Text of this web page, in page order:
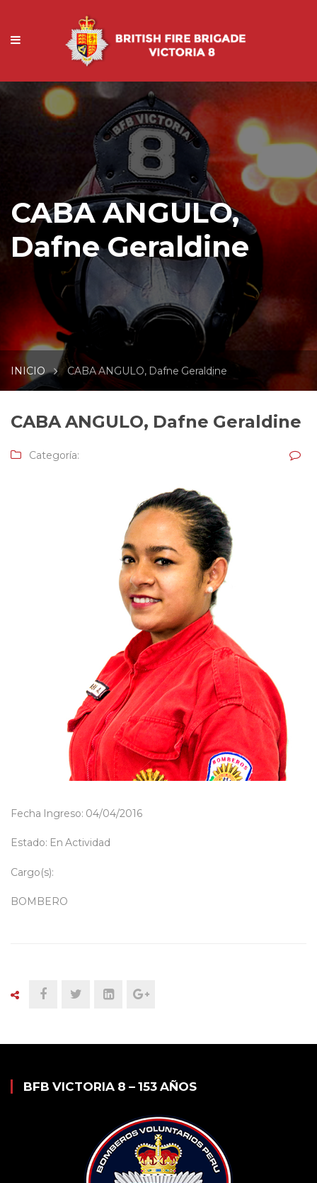
CABA ANGULO,
Dafne Geraldine
INICIO CABA ANGULO, Dafne Geraldine
CABA ANGULO, Dafne Geraldine
Categoría:
Fecha Ingreso: 04/04/2016
Estado: En Actividad
Cargo(s):
BOMBERO
BFB VICTORIA 8 – 153 AÑOS